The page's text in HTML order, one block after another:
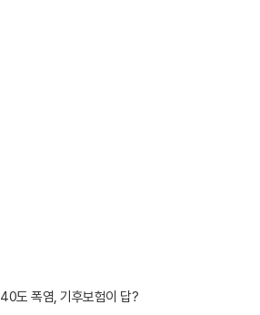
도 폭염, 기후보험이 답?